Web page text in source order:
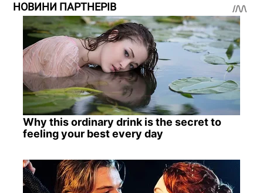
НОВИНИ ПАРТНЕРІВ
Why this ordinary drink is the secret to
feeling your best every day